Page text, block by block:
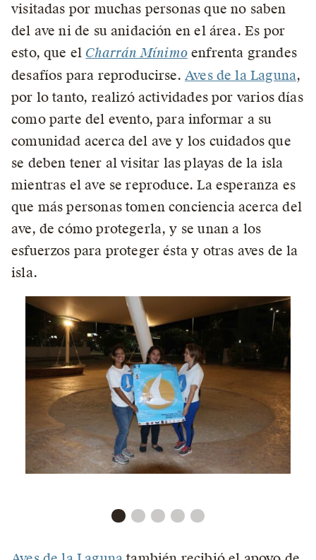
visitadas por muchas personas que no saben
del ave ni de su anidación en el área. Es por
esto, que el Charrán Mínimoenfrenta grandes
desafíos para reproducirse.Aves de la Laguna,
por lo tanto, realizó actividades por varios días
como parte del evento, para informar a su
comunidad acerca del ave y los cuidados que
se deben tener al visitar las playas de la isla
mientras el ave se reproduce. La esperanza es
que más personas tomen conciencia acerca del
ave, de cómo protegerla, y se unan a los
esfuerzos para proteger ésta y otras aves de la
isla.